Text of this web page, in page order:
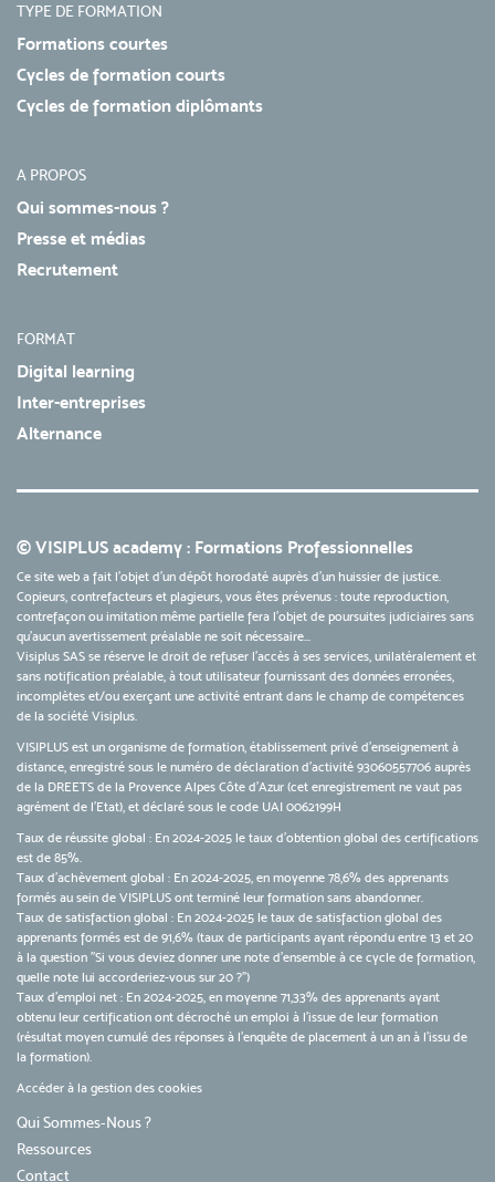
TYPE DE FORMATION
Formations courtes
Cycles de formation courts
Cycles de formation diplômants
A PROPOS
Qui sommes-nous ?
Presse et médias
Recrutement
FORMAT
Digital learning
Inter-entreprises
Alternance
© VISIPLUS academy : Formations Professionnelles
Ce site web a fait l'objet d'un dépôt horodaté auprès d'un huissier de justice.
Copieurs, contrefacteurs et plagieurs, vous êtes prévenus : toute reproduction,
contrefaçon ou imitation même partielle fera l'objet de poursuites judiciaires sans
qu’aucun avertissement préalable ne soit nécessaire...
Visiplus SAS se réserve le droit de refuser l'accès à ses services, unilatéralement et
sans notification préalable, à tout utilisateur fournissant des données erronées,
incomplètes et/ou exerçant une activité entrant dans le champ de compétences
de la société Visiplus.
VISIPLUS est un organisme de formation, établissement privé d’enseignement à
distance, enregistré sous le numéro de déclaration d’activité 93060557706 auprès
de la DREETS de la Provence Alpes Côte d’Azur (cet enregistrement ne vaut pas
agrément de l’Etat), et déclaré sous le code UAI 0062199H
Taux de réussite global : En 2024-2025 le taux d'obtention global des certifications
est de 85%.
Taux d’achèvement global : En 2024-2025, en moyenne 78,6% des apprenants
formés au sein de VISIPLUS ont terminé leur formation sans abandonner.
Taux de satisfaction global : En 2024-2025 le taux de satisfaction global des
apprenants formés est de 91,6% (taux de participants ayant répondu entre 13 et 20
à la question "Si vous deviez donner une note d’ensemble à ce cycle de formation,
quelle note lui accorderiez-vous sur 20 ?")
Taux d’emploi net : En 2024-2025, en moyenne 71,33% des apprenants ayant
obtenu leur certification ont décroché un emploi à l'issue de leur formation
(résultat moyen cumulé des réponses à l'enquête de placement à un an à l'issu de
la formation).
Accéder à la gestion des cookies
Qui Sommes-Nous ?
Ressources
Contact